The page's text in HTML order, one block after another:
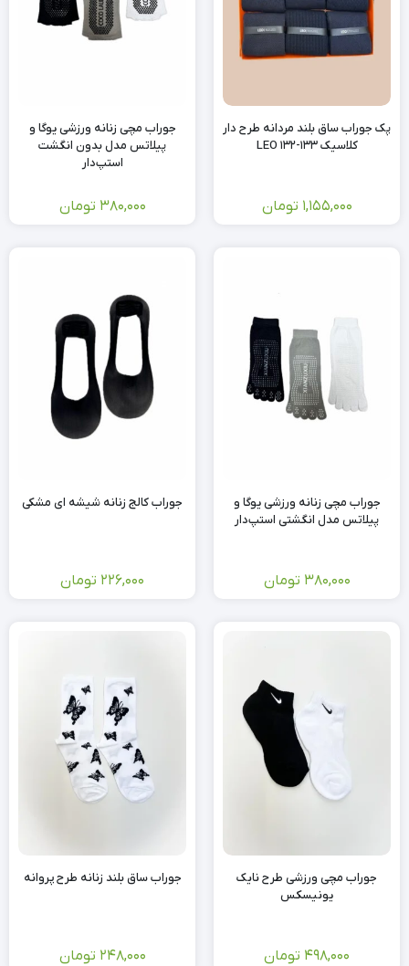
پک جوراب ساق بلند مردانه طرح دار
کلاسیک LEO 132-133
1,155,000 تومان
جوراب مچی زنانه ورزشی یوگا و
پیلاتس مدل بدون انگشت
استپ‌دار
380,000 تومان
جوراب مچی زنانه ورزشی یوگا و
پیلاتس مدل انگشتی استپ‌دار
380,000 تومان
جوراب کالج زنانه شیشه ای مشکی
226,000 تومان
جوراب مچی ورزشی طرح نایک
یونیسکس
498,000 تومان
جوراب ساق بلند زنانه طرح پروانه
248,000 تومان